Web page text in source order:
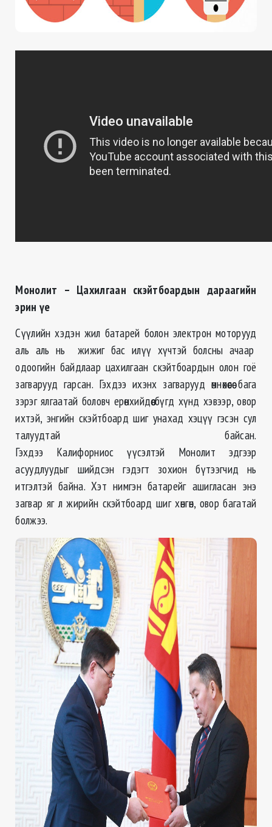
Монолит – Цахилгаан скэйтбоардын дараагийн
эрин үе
Сүүлийн хэдэн жил батарей болон электрон моторууд
аль аль нь жижиг бас илүү хүчтэй болсны ачаар
одоогийн байдлаар цахилгаан скэйтбоардын олон гоё
загварууд гарсан. Гэхдээ ихэнх загварууд өмнөхөөсөө бага
зэрэг ялгаатай боловч ерөнхийдөө бүгд хүнд хэвээр, овор
ихтэй, энгийн скэйтбоард шиг унахад хэцүү гэсэн сул
талуудтай байсан.
Гэхдээ Калифорниос үүсэлтэй Монолит эдгээр
асуудлуудыг шийдсэн гэдэгт зохион бүтээгчид нь
итгэлтэй байна. Хэт нимгэн батарейг ашигласан энэ
загвар яг л жирийн скэйтбоард шиг хөнгөн, овор багатай
болжээ.